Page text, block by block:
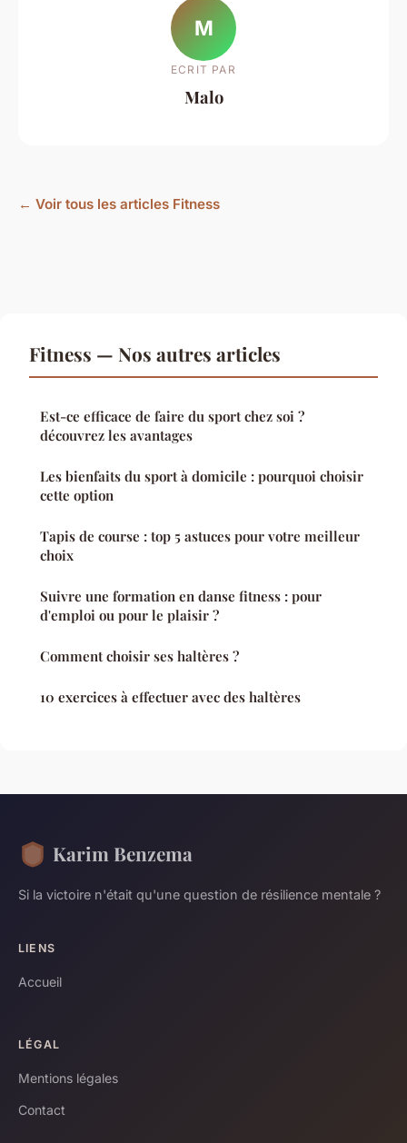
M
ECRIT PAR
Malo
← Voir tous les articles Fitness
Fitness — Nos autres articles
Est-ce efficace de faire du sport chez soi ?
découvrez les avantages
Les bienfaits du sport à domicile : pourquoi choisir
cette option
Tapis de course : top 5 astuces pour votre meilleur
choix
Suivre une formation en danse fitness : pour
d'emploi ou pour le plaisir ?
Comment choisir ses haltères ?
10 exercices à effectuer avec des haltères
Karim Benzema
Si la victoire n'était qu'une question de résilience mentale ?
LIENS
Accueil
LÉGAL
Mentions légales
Contact